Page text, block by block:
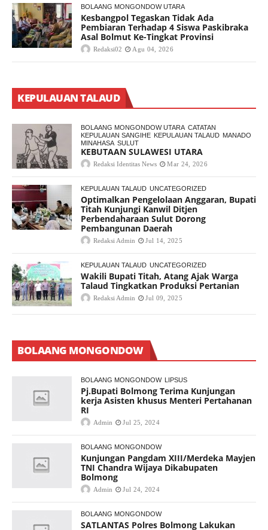
BOLAANG MONGONDOW UTARA
Kesbangpol Tegaskan Tidak Ada
Pembiaran Terhadap 4 Siswa Paskibraka
Asal Bolmut Ke-Tingkat Provinsi
Redaksi02 Agu 04, 2026
KEPULAUAN TALAUD
BOLAANG MONGONDOW UTARA CATATAN
KEPULAUAN SANGIHE KEPULAUAN TALAUD MANADO
MINAHASA SULUT
KEBUTAAN SULAWESI UTARA
Redaksi Identitas News Mar 24, 2026
KEPULAUAN TALAUD UNCATEGORIZED
Optimalkan Pengelolaan Anggaran, Bupati
Titah Kunjungi Kanwil Ditjen
Perbendaharaan Sulut Dorong
Pembangunan Daerah
Redaksi Admin Jul 14, 2025
KEPULAUAN TALAUD UNCATEGORIZED
Wakili Bupati Titah, Atang Ajak Warga
Talaud Tingkatkan Produksi Pertanian
Redaksi Admin Jul 09, 2025
BOLAANG MONGONDOW
BOLAANG MONGONDOW LIPSUS
Pj.Bupati Bolmong Terima Kunjungan
kerja Asisten khusus Menteri Pertahanan
RI
Admin Jul 25, 2024
BOLAANG MONGONDOW
Kunjungan Pangdam XIII/Merdeka Mayjen
TNI Chandra Wijaya Dikabupaten
Bolmong
Admin Jul 24, 2024
BOLAANG MONGONDOW
SATLANTAS Polres Bolmong Lakukan